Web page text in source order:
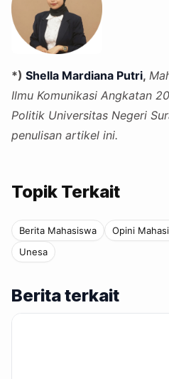
*) Shella Mardiana Putri,
Ilmu Komunikasi Angkatan
Politik Universitas Negeri
penulisan artikel ini.
Topik Terkait
Berita Mahasiswa Opini
Unesa
Berita terkait